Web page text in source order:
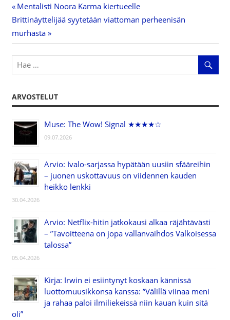
Artikkelien
selaus
Previous
Post:
Mentalisti Noora Karma kiertueelle
Next
Post:
Brittinäyttelijää syytetään viattoman perheenisän
murhasta
ARVOSTELUT
Muse: The Wow! Signal ★★★★☆
09.07.2026
Arvio: Ivalo-sarjassa hypätään uusiin sfääreihin
– juonen uskottavuus on viidennen kauden
heikko lenkki
30.04.2026
Arvio: Netflix-hitin jatkokausi alkaa räjähtävästi
– ”Tavoitteena on jopa vallanvaihdos Valkoisessa
talossa”
05.04.2026
Kirja: Irwin ei esiintynyt koskaan kännissä
luottomuusikkonsa kanssa: ”Välillä viinaa meni
ja rahaa paloi ilmiliekeissä niin kauan kuin sitä
oli”